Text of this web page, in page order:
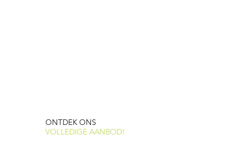
ONTDEK ONS
VOLLEDIGE AANBOD!